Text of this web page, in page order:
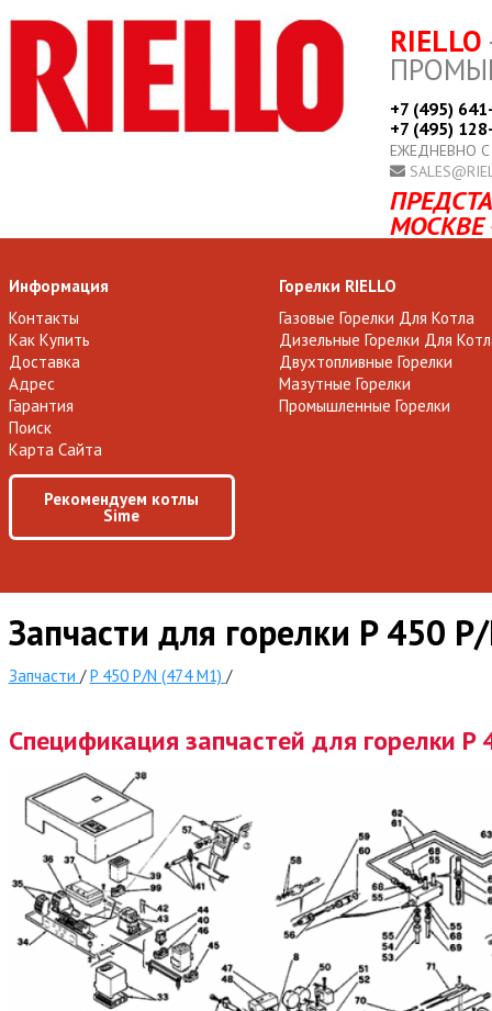
RIELLO
+7 (495)
+7 (495)
ЕЖЕДНЕВНО
МОСКВЕ
Информация
Контакты
Как Купить
Доставка
Адрес
Гарантия
Поиск
Карта Сайта
Рекомендуем котлы
Sime
Горелки RIELLO
Газовые Горелки Для Котла
Дизельные Горелки Для
Двухтопливные Горелки
Мазутные Горелки
Промышленные Горелки
Запчасти для горелки P 450
Запчасти /P 450 P/N (474 M1) /
Спецификация запчастей для горелки